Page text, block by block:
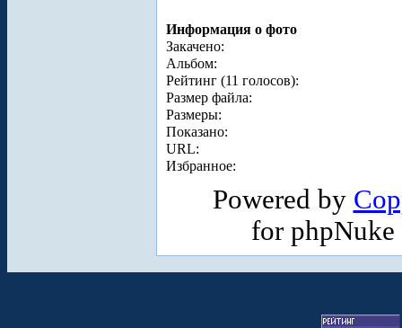
Информация о фото
Закачено:
Альбом:
Рейтинг (11 голосов):
Размер файла:
Размеры:
Показано:
URL:
Избранное:
Powered by
for